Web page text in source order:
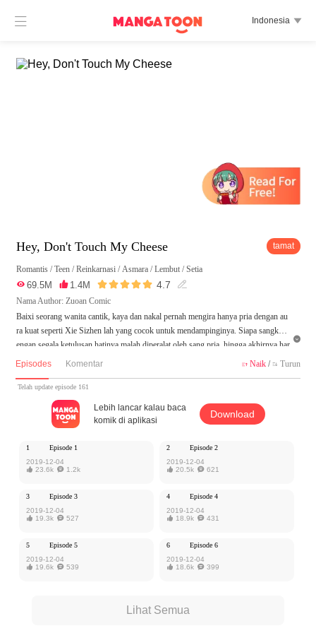
 Indonesia 
Hey, Don't Touch My Cheese tamat
Romantis /Teen /Reinkarnasi / Asmara /Lembut /Setia
 69.5M  1.4M  4.7 
Nama Author: Zuoan Comic
Baixi seorang wanita cantik, kaya dan nakal pernah mengira hanya pria dengan au
ra kuat seperti Xie Sizhen lah yang cocok untuk mendampinginya. Siapa sangka d
engan segala ketulusan hatinya malah diperalat oleh sang pria, hingga akhirnya har
us memberinya "Selamat menempuh hidup baru"? Dapatkah Baixi mengubah kea
Karya ini diterbitkan atas izin MangaToon Zuoan Comic, isi konten hanyalah pand
angan pribadi pembuatnya, tidak mewakili MangaToon sendiri

Episodes Komentar  Naik/  Turun
Telah update episode 161
Lebih lancar kalau baca
komik di aplikasi
Download
1
Episode 1
2019-12-04
 23.6k 1.2k
2
Episode 2
2019-12-04
 20.5k 621
3
Episode 3
2019-12-04
 19.3k 527
4
Episode 4
2019-12-04
 18.9k 431
5
Episode 5
2019-12-04
 19.6k 539
6
Episode 6
2019-12-04
 18.6k 399
Lihat Semua